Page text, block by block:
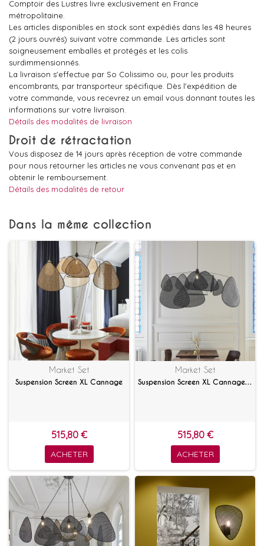
Comptoir des Lustres livre exclusivement en France
métropolitaine.
Les articles disponibles en stock sont expédiés dans les 48 heures
(2 jours ouvrés) suivant votre commande. Les articles sont
soigneusement emballés et protégés et les colis
surdimmensionnés.
La livraison s'effectue par So Colissimo ou, pour les produits
encombrants, par transporteur spécifique. Dès l'expédition de
votre commande, vous recevrez un email vous donnant toutes les
informations sur votre livraison.
Détails des modalités de livraison
Droit de rétractation
Vous disposez de 14 jours après réception de votre commande
pour nous retourner les articles ne vous convenant pas et en
obtenir le remboursement.
Détails des modalités de retour
Dans la même collection
Market Set
Suspension Screen XL Cannage
515,80 €
ACHETER
Market Set
Suspension Screen XL Cannage noir
515,80 €
ACHETER